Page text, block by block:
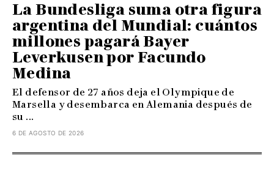
La Bundesliga suma otra figura
argentina del Mundial: cuántos
millones pagará Bayer
Leverkusen por Facundo
Medina
El defensor de 27 años deja el Olympique de
Marsella y desembarca en Alemania después de
su ...
6 DE AGOSTO DE 2026